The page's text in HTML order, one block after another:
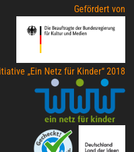
Gefördert von
„Ein Netz für Kinder“ 2018